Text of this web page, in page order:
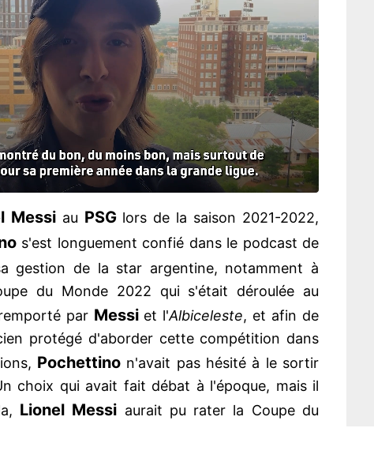
Messiau PSGlors de la saison 2021-2022,
s'est longuement confié dans le podcast de
gestion de la star argentine, notamment à
du Monde 2022 qui s'était déroulée au
par Messiet l'Albiceleste, et afin de
protégé d'aborder cette compétition dans
Pochettino n'avait pas hésité à le sortir
choix qui avait fait débat à l'époque, mais il
Lionel Messi aurait pu rater la Coupe du